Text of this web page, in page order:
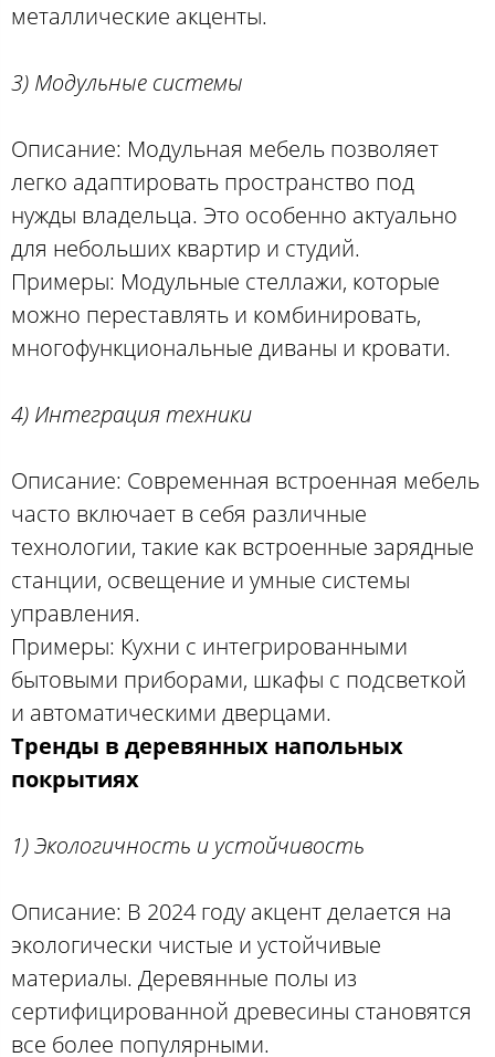
металлические акценты.
3) Модульные системы
Описание: Модульная мебель позволяет
легко адаптировать пространство под
нужды владельца. Это особенно актуально
для небольших квартир и студий.
Примеры: Модульные стеллажи, которые
можно переставлять и комбинировать,
многофункциональные диваны и кровати.
4) Интеграция техники
Описание: Современная встроенная мебель
часто включает в себя различные
технологии, такие как встроенные зарядные
станции, освещение и умные системы
управления.
Примеры: Кухни с интегрированными
бытовыми приборами, шкафы с подсветкой
и автоматическими дверцами.
Тренды в деревянных напольных
покрытиях
1) Экологичность и устойчивость
Описание: В 2024 году акцент делается на
экологически чистые и устойчивые
материалы. Деревянные полы из
сертифицированной древесины становятся
все более популярными.